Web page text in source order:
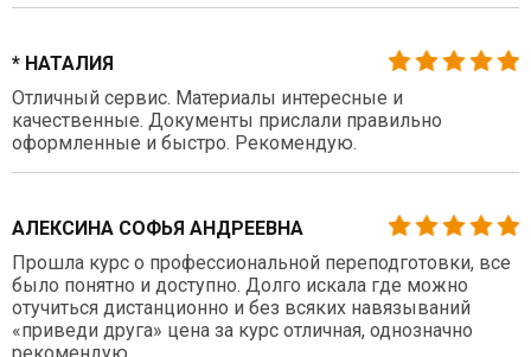
* НАТАЛИЯ
Отличный сервис. Материалы интересные и
качественные. Документы прислали правильно
оформленные и быстро. Рекомендую.
АЛЕКСИНА СОФЬЯ АНДРЕЕВНА
Прошла курс о профессиональной переподготовки, все
было понятно и доступно. Долго искала где можно
отучиться дистанционно и без всяких навязываний
«приведи друга» цена за курс отличная, однозначно